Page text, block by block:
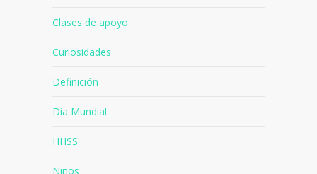
Clases de apoyo
Curiosidades
Definición
Día Mundial
HHSS
Niños